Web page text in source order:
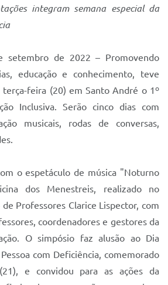
integram semana especial da
setembro de 2022 – Promovendo
educação e conhecimento, teve
feira (20) em Santo André o 1º
Inclusiva. Serão cinco dias com
musicais, rodas de conversas,
o espetáculo de música "Noturno
dos Menestreis, realizado no
Professores Clarice Lispector, com
coordenadores e gestores da
O simpósio faz alusão ao Dia
com Deficiência, comemorado
e convidou para as ações da